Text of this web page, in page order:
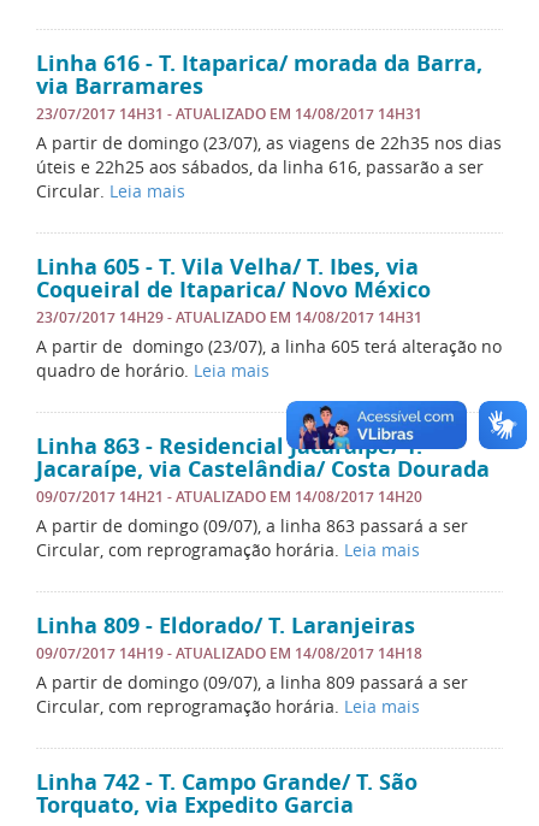
Linha 616 - T. Itaparica/ morada da Barra,
via Barramares
23/07/2017 14H31 - ATUALIZADO EM 14/08/2017 14H31
A partir de domingo (23/07), as viagens de 22h35 nos dias
úteis e 22h25 aos sábados, da linha 616, passarão a ser
Circular. Leia mais
Linha 605 - T. Vila Velha/ T. Ibes, via
Coqueiral de Itaparica/ Novo México
23/07/2017 14H29- ATUALIZADO EM 14/08/2017 14H31
A partir de domingo (23/07), a linha 605 terá alteração no
quadro de horário. Leia mais
Linha 863 - Residencial Jacaraípe/ T.
Jacaraípe, via Castelândia/ Costa Dourada
09/07/2017 14H21 - ATUALIZADO EM 14/08/2017 14H20
A partir de domingo (09/07), a linha 863 passará a ser
Circular, com reprogramação horária. Leia mais
Linha 809 - Eldorado/ T. Laranjeiras
09/07/2017 14H19- ATUALIZADO EM 14/08/2017 14H18
A partir de domingo (09/07), a linha 809 passará a ser
Circular, com reprogramação horária. Leia mais
Linha 742 - T. Campo Grande/ T. São
Torquato, via Expedito Garcia